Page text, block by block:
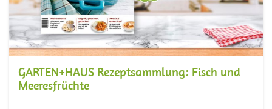
GARTEN+HAUS Rezeptsammlung: Fisch und
Meeresfrüchte